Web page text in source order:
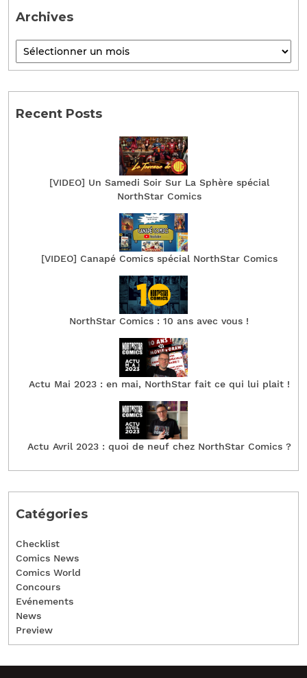
Archives
Recent Posts
[VIDEO] Un Samedi Soir Sur La Sphère spécial
NorthStar Comics
[VIDEO] Canapé Comics spécial NorthStar Comics
NorthStar Comics : 10 ans avec vous !
Actu Mai 2023 : en mai, NorthStar fait ce qui lui plait !
Actu Avril 2023 : quoi de neuf chez NorthStar Comics ?
Catégories
Checklist
Comics News
Comics World
Concours
Evénements
News
Preview